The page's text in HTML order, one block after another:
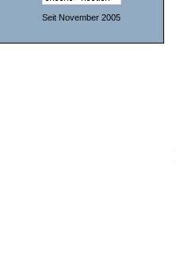
Seit November 2005